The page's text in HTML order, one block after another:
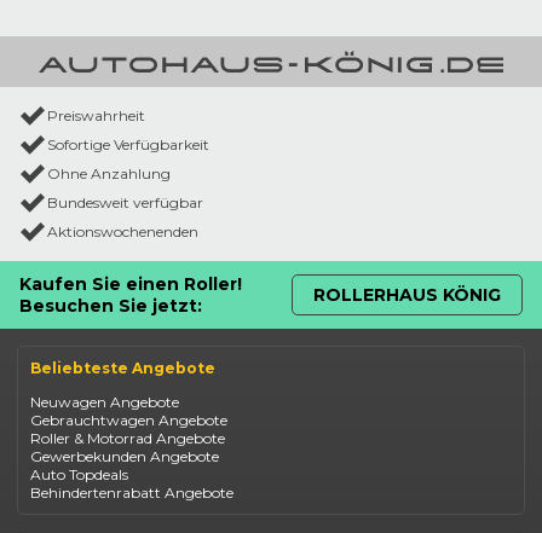
Preiswahrheit
Sofortige Verfügbarkeit
Ohne Anzahlung
Bundesweit verfügbar
Aktionswochenenden
Kaufen Sie einen Roller!
Besuchen Sie jetzt:
ROLLERHAUS KÖNIG
Beliebteste Angebote
Neuwagen Angebote
Gebrauchtwagen Angebote
Roller & Motorrad Angebote
Gewerbekunden Angebote
Auto Topdeals
Behindertenrabatt Angebote